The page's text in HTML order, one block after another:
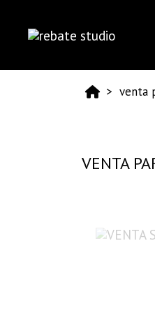
venta
VENTA